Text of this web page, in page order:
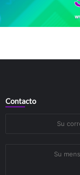
Contacto